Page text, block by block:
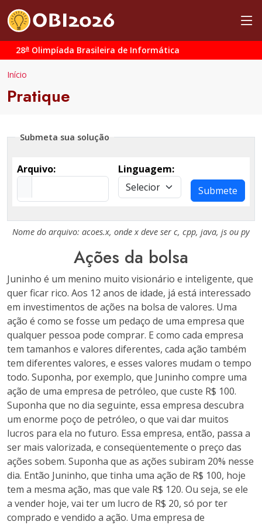
28a Olimpíada Brasileira de Informática
Início
Pratique
Submeta sua solução
Arquivo:
Linguagem:
Submete
Nome do arquivo: acoes.x, ondex deve ser c, cpp, java, js ou py
Ações da bolsa
Juninho é um menino muito visionário e inteligente, que
quer ficar rico. Aos 12 anos de idade, já está interessado
em investimentos de ações na bolsa de valores. Uma
ação é como se fosse um pedaço de uma empresa que
qualquer pessoa pode comprar. E como cada empresa
tem tamanhos e valores diferentes, cada ação também
tem diferentes valores, e esses valores mudam o tempo
todo. Suponha, por exemplo, que Juninho compre uma
ação de uma empresa de petróleo, que custe R$ 100.
Suponha que no dia seguinte, essa empresa descubra
um enorme poço de petróleo, o que vai dar muitos
lucros para ela no futuro. Essa empresa, então, passa a
ser mais valorizada, e conseqüentemente o preço das
ações sobem. Suponha que as ações subiram 20% nesse
dia. Então Juninho, que tinha uma ação de R$ 100, hoje
tem a mesma ação, mas que vale R$ 120. Ou seja, se ele
a vender hoje, vai ter um lucro de R$ 20, só por ter
comprado e vendido a ação. Uma empresa de